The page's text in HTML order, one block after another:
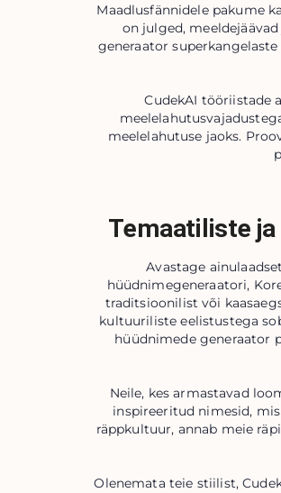
Maadlusfännidele pakume
on julged,
generaator
CudekAI tööriistade
meelelahutuse jaoks.
Temaatiliste
Avastage
hüüdnimegeneraatori,
traditsioonilist või
kultuuriliste eelistustega
hüüdnimede generaator
Neile, kes armastavad
inspireeritud nimesid,
räppkultuur, annab meie
Olenemata teie stiilist,